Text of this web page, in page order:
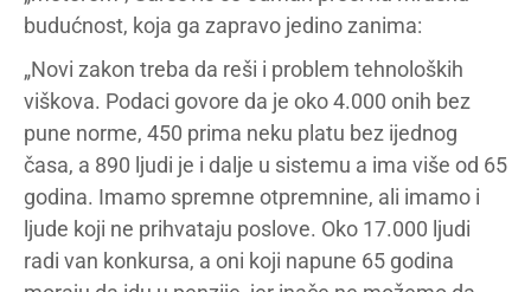
budućnost, koja ga zapravo jedino zanima:
„Novi zakon treba da reši i problem tehnoloških
viškova. Podaci govore da je oko 4.000 onih bez
pune norme, 450 prima neku platu bez ijednog
časa, a 890 ljudi je i dalje u sistemu a ima više od 65
godina. Imamo spremne otpremnine, ali imamo i
ljude koji ne prihvataju poslove. Oko 17.000 ljudi
radi van konkursa, a oni koji napune 65 godina